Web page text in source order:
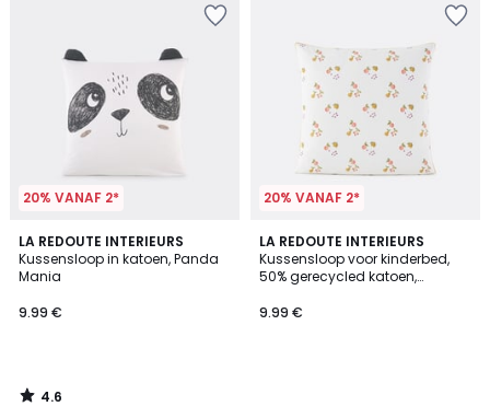
20% VANAF 2*
LA REDOUTE INTERIEURS
Kussensloop in katoen, Panda
Mania
9.99 €
4.6
/ 5
4.6
/
20% VANAF 2*
LA REDOUTE INTERIEURS
Kussensloop voor kinderbed,
50% gerecycled katoen,
9.99 €